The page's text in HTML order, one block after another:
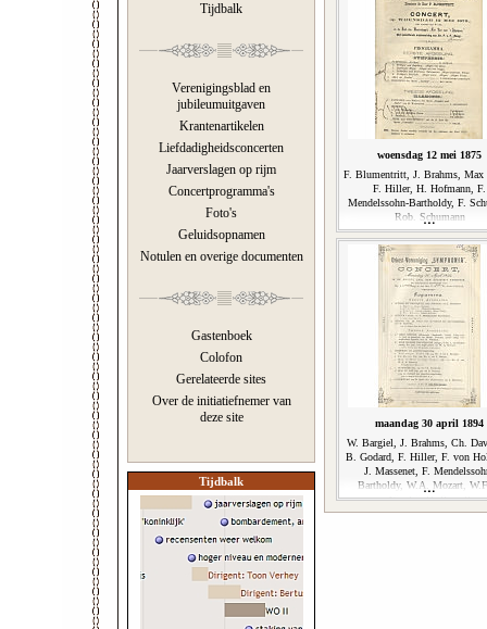
Tijdbalk
Verenigingsblad en
jubileumuitgaven
Krantenartikelen
Liefdadigheidsconcerten
Jaarverslagen op rijm
Concertprogramma's
Foto's
Geluidsopnamen
Notulen en overige documenten
Gastenboek
Colofon
Gerelateerde sites
Over de initiatiefnemer van
deze site
Tijdbalk
woensdag 12 mei 1875
F. Blumentritt, J. Brahms, Max
F. Hiller, H. Hofmann, F.
Mendelssohn-Bartholdy, F.
Rob. Schumann
maandag 30 april 1894
W. Bargiel, J. Brahms, Ch.
B. Godard, F. Hiller, F. von
J. Massenet, F.
Bartholdy, W.A. Mozart,
Nicolaï, H. Purcell